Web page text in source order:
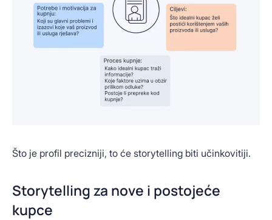
Što je profil precizniji, to će storytelling biti učinkovitiji.
Storytelling za nove i postojeće
kupce